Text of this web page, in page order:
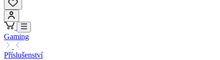
Gaming
Příslušenství